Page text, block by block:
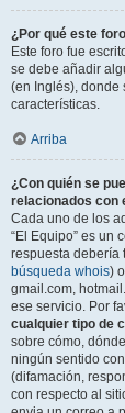
¿Por qué este
Este foro fue
se debe añadir
(en Inglés), donde
características.
Arriba
¿Con quién se
relacionados con
Cada uno de los
“El Equipo” es un
respuesta debería
búsqueda whois)
gmail.com,
ese servicio. Por
cualquier tipo de
sobre cómo,
ningún sentido
(difamación,
con respecto al